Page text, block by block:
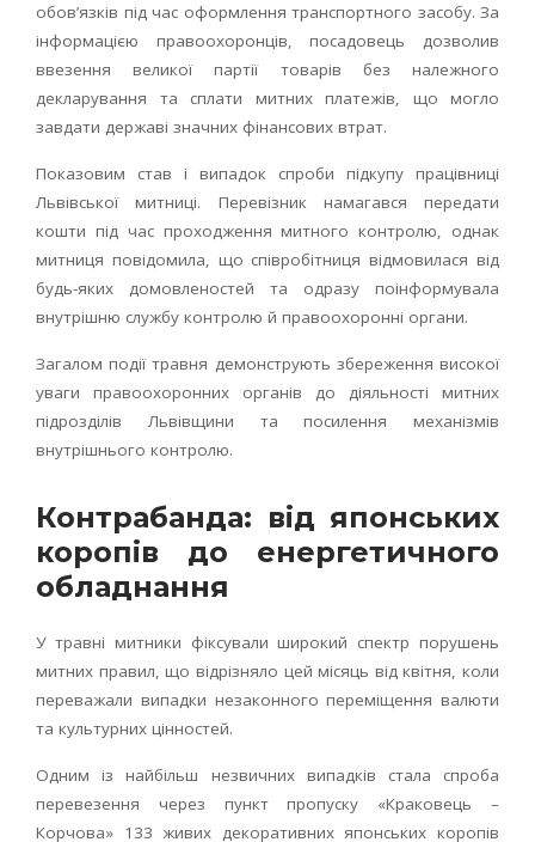
обов’язків під час оформлення транспортного засобу. За
інформацією правоохоронців, посадовець дозволив
ввезення великої партії товарів без належного
декларування та сплати митних платежів, що могло
завдати державі значних фінансових втрат.
Показовим став і випадок спроби підкупу працівниці
Львівської митниці. Перевізник намагався передати
кошти під час проходження митного контролю, однак
митниця повідомила, що співробітниця відмовилася від
будь-яких домовленостей та одразу поінформувала
внутрішню службу контролю й правоохоронні органи.
Загалом події травня демонструють збереження високої
уваги правоохоронних органів до діяльності митних
підрозділів Львівщини та посилення механізмів
внутрішнього контролю.
Контрабанда: від японських
коропів до енергетичного
обладнання
У травні митники фіксували широкий спектр порушень
митних правил, що відрізняло цей місяць від квітня, коли
переважали випадки незаконного переміщення валюти
та культурних цінностей.
Одним із найбільш незвичних випадків стала спроба
перевезення через пункт пропуску «Краковець –
Корчова» 133 живих декоративних японських коропів